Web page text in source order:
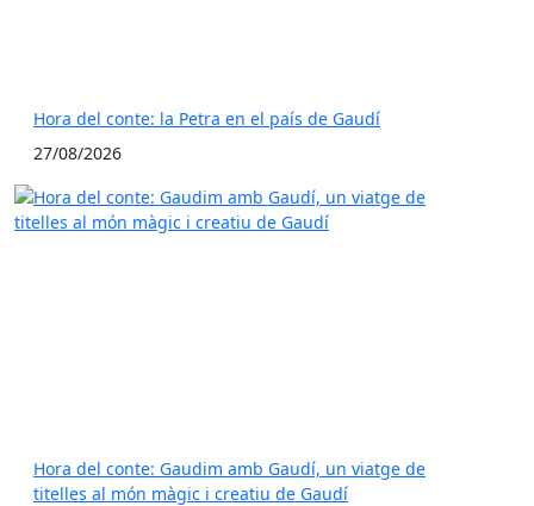
Hora del conte: la Petra en el país de Gaudí
27/08/2026
Hora del conte: Gaudim amb Gaudí, un viatge de
titelles al món màgic i creatiu de Gaudí